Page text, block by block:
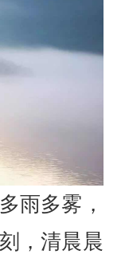
雨多雾，
，清晨晨